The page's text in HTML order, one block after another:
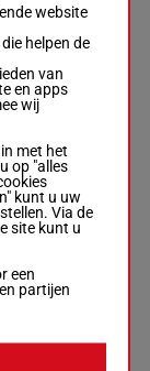
website
helpen de
van
en apps
wij
met het
op "alles
kunt u uw
Via de
site kunt u
een
partijen